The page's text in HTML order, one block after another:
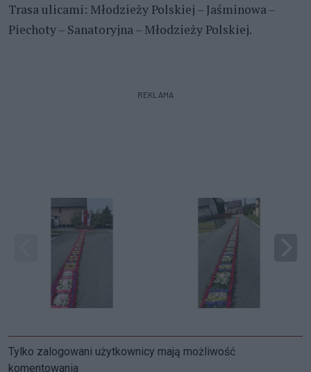
Trasa ulicami: Młodzieży Polskiej – Jaśminowa –
Piechoty – Sanatoryjna – Młodzieży Polskiej.
REKLAMA
Tylko zalogowani użytkownicy mają możliwość
komentowania